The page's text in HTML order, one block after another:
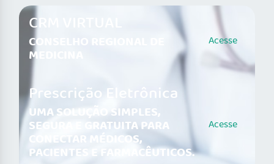
CRM VIRTUAL
CONSELHO REGIONAL DE
MEDICINA
Acesse
Prescrição Eletrônica
UMA SOLUÇÃO SIMPLES,
SEGURA E GRATUITA PARA
CONECTAR MÉDICOS,
PACIENTES E FARMACÊUTICOS.
Acesse